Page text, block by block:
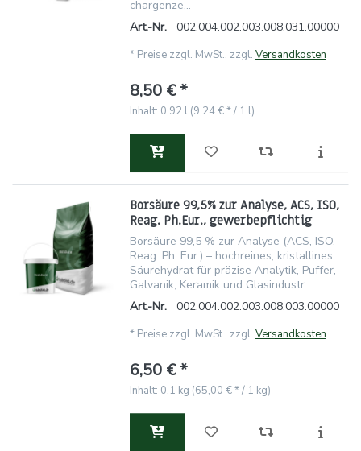
chargenze...
Art.-Nr.
002.004.002.003.008.031.00000
* Preise zzgl. MwSt., zzgl. Versandkosten
8,50 € *
Inhalt: 0,92 l (9,24 € * / 1 l)
Borsäure 99,5% zur Analyse, ACS, ISO,
Reag. Ph.Eur., gewerbepflichtig
Borsäure 99,5 % zur Analyse (ACS, ISO,
Reag. Ph. Eur.) – hochreines, kristallines
Säurehydrat für präzise Analytik, Puffer,
Galvanik, Keramik und Glasindustr...
Art.-Nr.
002.004.002.003.008.003.00000
* Preise zzgl. MwSt., zzgl. Versandkosten
6,50 € *
Inhalt: 0,1 kg (65,00 € * / 1 kg)